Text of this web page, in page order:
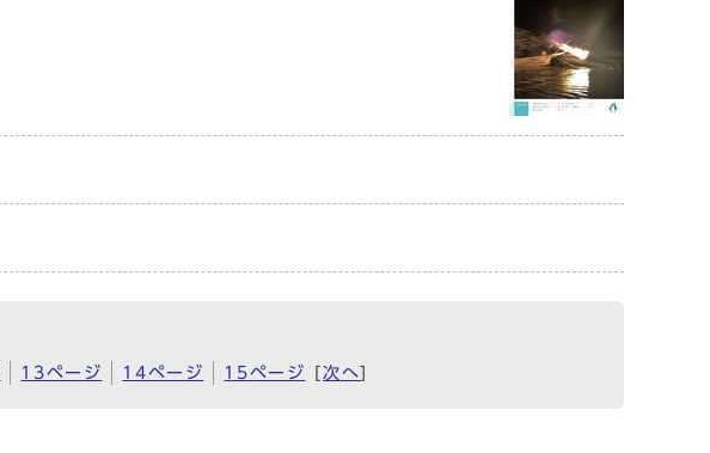
13ページ 14ページ 15ページ 次へ